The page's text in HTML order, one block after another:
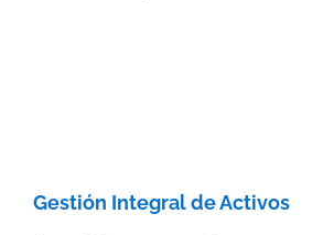
Gestión Integral de Activos